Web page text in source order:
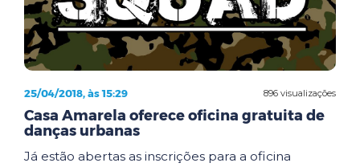
896 visualizações
25/04/2018, às 15:29
Casa Amarela oferece oficina gratuita de
danças urbanas
Já estão abertas as inscrições para a oficina